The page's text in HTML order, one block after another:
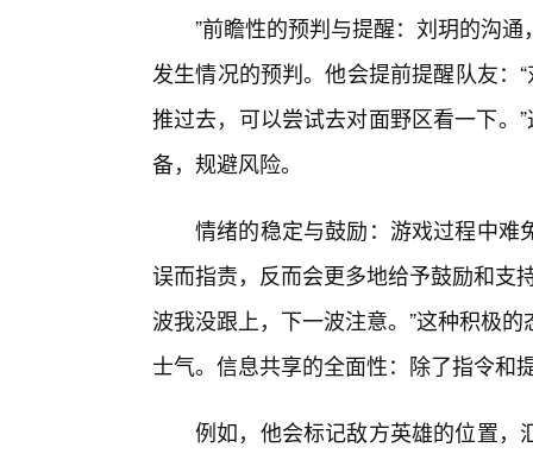
”前瞻性的预判与提醒：刘玥的沟
发生情况的预判。他会提前提醒队友：
推过去，可以尝试去对面野区看一下。
备，规避风险。
情绪的稳定与鼓励：游戏过程中难
误而指责，反而会更多地给予鼓励和支
波我没跟上，下一波注意。”这种积极
士气。信息共享的全面性：除了指令和
例如，他会标记敌方英雄的位置，